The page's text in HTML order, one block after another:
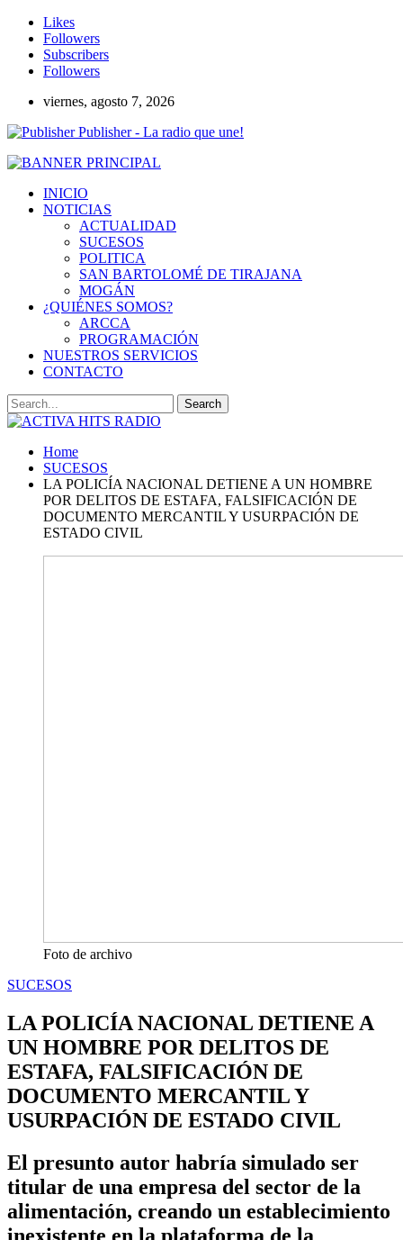
Likes
Followers
Subscribers
Followers
viernes, agosto 7, 2026
Publisher - La radio que une!
INICIO
NOTICIAS
ACTUALIDAD
SUCESOS
POLITICA
SAN BARTOLOMÉ DE TIRAJANA
MOGÁN
¿QUIÉNES SOMOS?
ARCCA
PROGRAMACIÓN
NUESTROS SERVICIOS
CONTACTO
Home
SUCESOS
LA POLICÍA NACIONAL DETIENE A UN HOMBRE
POR DELITOS DE ESTAFA, FALSIFICACIÓN DE
DOCUMENTO MERCANTIL Y USURPACIÓN DE
ESTADO CIVIL
Foto de archivo
SUCESOS
LA POLICÍA NACIONAL DETIENE A
UN HOMBRE POR DELITOS DE
ESTAFA, FALSIFICACIÓN DE
DOCUMENTO MERCANTIL Y
USURPACIÓN DE ESTADO CIVIL
El presunto autor habría simulado ser
titular de una empresa del sector de la
alimentación, creando un establecimiento